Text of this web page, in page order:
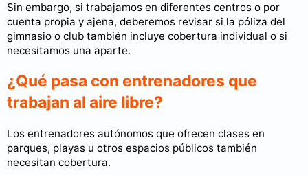
Sin embargo, si trabajamos en diferentes centros o por
cuenta propia y ajena, deberemos revisar si la póliza del
gimnasio o club también incluye cobertura individual o si
necesitamos una aparte.
¿Qué pasa con entrenadores que
trabajan al aire libre?
Los entrenadores autónomos que ofrecen clases en
parques, playas u otros espacios públicos también
necesitan cobertura.